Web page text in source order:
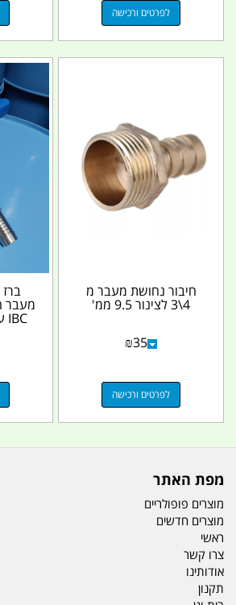
לפרטים ורכישה
חיבור נחושת מעבר מ
4\3 לצינור 9.5 ממ'
₪35
לפרטים ורכישה
מפת האתר
מוצרים פופולריים
מוצרים חדשים
ראשי
צרו קשר
אודותינו
תקנון